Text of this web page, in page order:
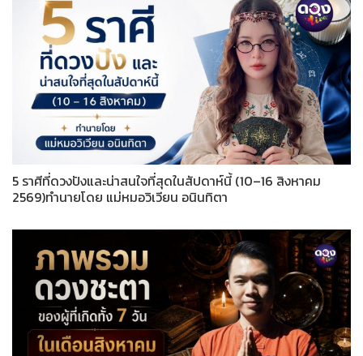
5 ราศีที่ดวงปังและน่าสนใจที่สุดในสัปดาห์นี้ (10–16 สิงหาคม
2569)ทำนายโดย แม่หมอวิเวียน อนินทิตา